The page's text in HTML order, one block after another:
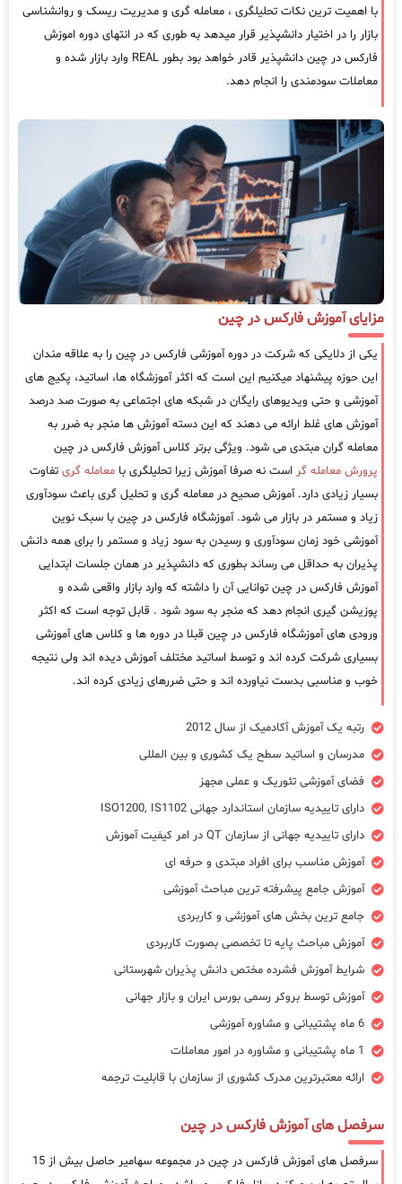
با اهمیت ترین نکات تحلیلگری ، معامله گری و مدیریت ریسک و روانشناسی
بازار را در اختیار دانشپذیر قرار میدهد به طوری که در انتهای دوره اموزش
فارکس در چین دانشپذیر قادر خواهد بود بطور REAL وارد بازار شده و
معاملات سودمندی را انجام دهد.
مزایای آموزش فارکس در چین
یکی از دلایکی که شرکت در دوره آموزشی فارکس در چین را به علاقه مندان
این حوزه پیشنهاد میکنیم این است که اکثر آموزشگاه ها، اساتید، پکیج های
آموزشی و حتی ویدیوهای رایگان در شبکه های اجتماعی به صورت صد درصد
آموزش های غلط ارائه می دهند که این دسته آموزش ها منجر به ضرر به
معامله گران مبتدی می شود. ویژگی برتر کلاس آموزش فارکس در چین
پرورش معامله گر است نه صرفا آموزش زیرا تحلیلگری با معامله گری تفاوت
بسیار زیادی دارد. آموزش صحیح در معامله گری و تحلیل گری باعث سودآوری
زیاد و مستمر در بازار می شود. آموزشگاه فارکس در چین با سبک نوین
آموزشی خود زمان سودآوری و رسیدن به سود زیاد و مستمر را برای همه دانش
پذیران به حداقل می رساند بطوری که دانشپذیر در همان جلسات ابتدایی
آموزش فارکس در چین توانایی آن را داشته که وارد بازار واقعی شده و
پوزیشن گیری انجام دهد که منجر به سود شود . قابل توجه است که اکثر
ورودی های آموزشگاه فارکس در چین قبلا در دوره ها و کلاس های آموزشی
بسیاری شرکت کرده اند و توسط اساتید مختلف آموزش دیده اند ولی نتیجه
خوب و مناسبی بدست نیاورده اند و حتی ضررهای زیادی کرده اند.
رتبه یک آموزش آکادمیک از سال 2012
مدرسان و اساتید سطح یک کشوری و بین المللی
فضای آموزشی تئوریک و عملی مجهز
دارای تاییدیه سازمان استاندارد جهانی ISO1200, IS1102
دارای تاییدیه جهانی از سازمان QT در امر کیفیت آموزش
آموزش مناسب برای افراد مبتدی و حرفه ای
آموزش جامع پیشرفته ترین مباحث آموزشی
جامع ترین بخش های آموزشی و کاربردی
آموزش مباحث پایه تا تخصصی بصورت کاربردی
شرایط آموزش فشرده مختص دانش پذیران شهرستانی
آموزش توسط بروکر رسمی بورس ایران و بازار جهانی
6 ماه پشتیبانی و مشاوره آموزشی
1 ماه پشتیبانی و مشاوره در امور معاملات
ارائه معتبرترین مدرک کشوری از سازمان با قابلیت ترجمه
سرفصل های آموزش فارکس در چین
سرفصل های آموزش فارکس در چین در مجموعه سهامیر حاصل بیش از 15